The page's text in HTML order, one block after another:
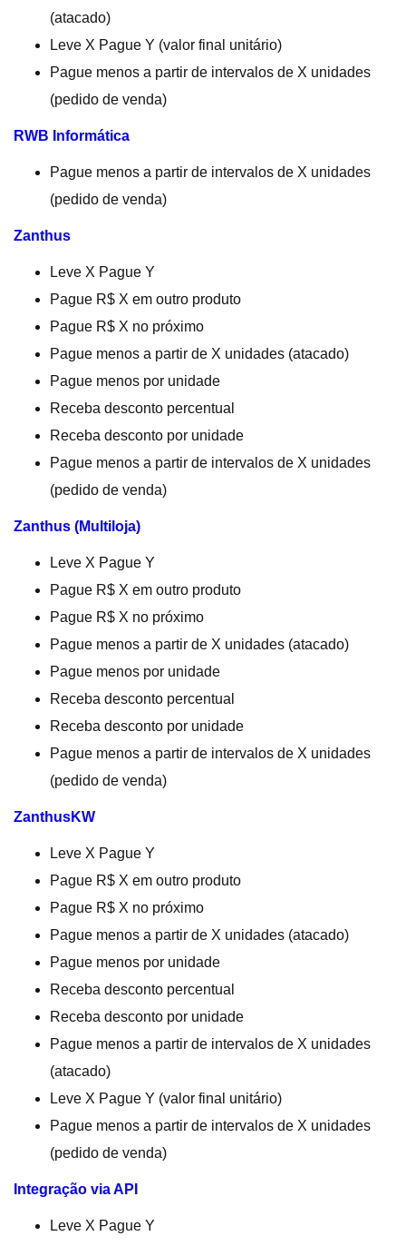
(atacado)
Leve X Pague Y (valor final unitário)
Pague menos a partir de intervalos de X unidades
(pedido de venda)
RWB Informática
Pague menos a partir de intervalos de X unidades
(pedido de venda)
Zanthus
Leve X Pague Y
Pague R$ X em outro produto
Pague R$ X no próximo
Pague menos a partir de X unidades (atacado)
Pague menos por unidade
Receba desconto percentual
Receba desconto por unidade
Pague menos a partir de intervalos de X unidades
(pedido de venda)
Zanthus (Multiloja)
Leve X Pague Y
Pague R$ X em outro produto
Pague R$ X no próximo
Pague menos a partir de X unidades (atacado)
Pague menos por unidade
Receba desconto percentual
Receba desconto por unidade
Pague menos a partir de intervalos de X unidades
(pedido de venda)
ZanthusKW
Leve X Pague Y
Pague R$ X em outro produto
Pague R$ X no próximo
Pague menos a partir de X unidades (atacado)
Pague menos por unidade
Receba desconto percentual
Receba desconto por unidade
Pague menos a partir de intervalos de X unidades
(atacado)
Leve X Pague Y (valor final unitário)
Pague menos a partir de intervalos de X unidades
(pedido de venda)
Integração via API
Leve X Pague Y